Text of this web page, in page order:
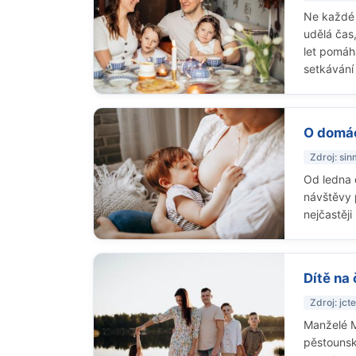
Ne
udělá
let
O
Zdroj:
Od ledna
návštěvy
nejčastěji
Dítě na
Zdroj:
Manželé